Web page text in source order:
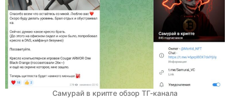
Самурай в крипте обзор ТГ-канала